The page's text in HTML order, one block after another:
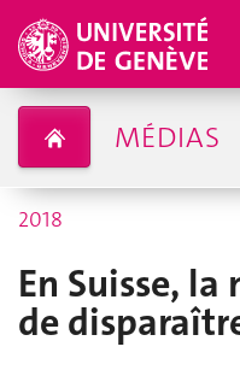
MÉDIAS
2018
En Suisse,
de